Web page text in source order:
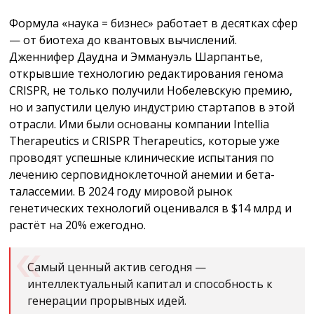
Формула «наука = бизнес» работает в десятках сфер
— от биотеха до квантовых вычислений.
Дженнифер Даудна и Эммануэль Шарпантье,
открывшие технологию редактирования генома
CRISPR, не только получили Нобелевскую премию,
но и запустили целую индустрию стартапов в этой
отрасли. Ими были основаны компании Intellia
Therapeutics и CRISPR Therapeutics, которые уже
проводят успешные клинические испытания по
лечению серповидноклеточной анемии и бета-
талассемии. В 2024 году мировой рынок
генетических технологий оценивался в $14 млрд и
растёт на 20% ежегодно.
Самый ценный актив сегодня —
интеллектуальный капитал и способность к
генерации прорывных идей.